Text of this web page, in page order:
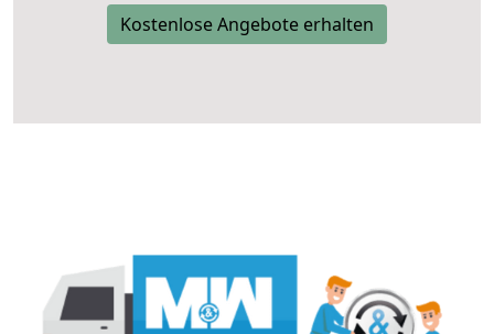
Kostenlose Angebote erhalten